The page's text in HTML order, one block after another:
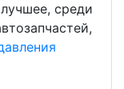
среди